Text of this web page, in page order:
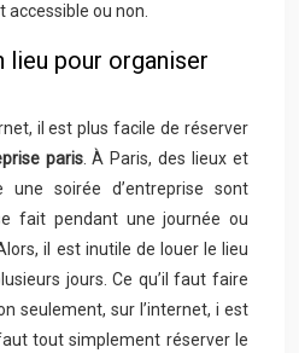
accessible ou non.
lieu pour organiser
il est plus facile de réserver
paris. À Paris, des lieux et
soirée d’entreprise sont
fait pendant une journée ou
il est inutile de louer le lieu
jours. Ce qu’il faut faire
seulement, sur l’internet, i est
tout simplement réserver le